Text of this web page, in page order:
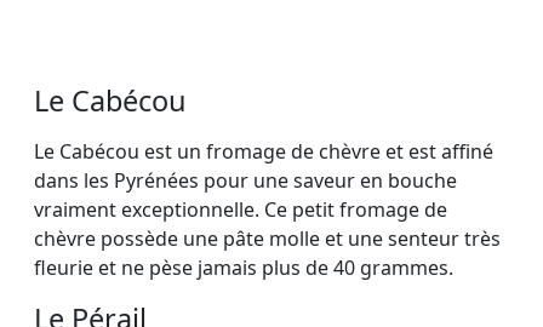
Le Cabécou
Le Cabécou est un fromage de chèvre et est affiné
dans les Pyrénées pour une saveur en bouche
vraiment exceptionnelle. Ce petit fromage de
chèvre possède une pâte molle et une senteur très
fleurie et ne pèse jamais plus de 40 grammes.
Le Pérail